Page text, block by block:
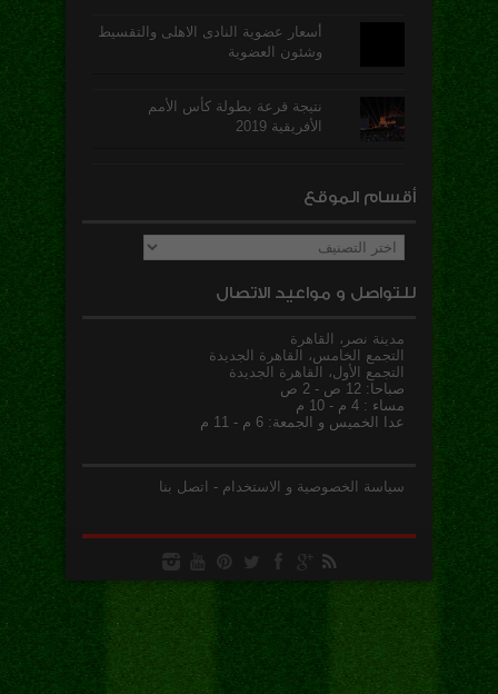
أسعار عضوية النادى الاهلى والتقسيط
وشئون العضوية
نتيجة قرعة بطولة كأس الأمم
الأفريقية 2019
أقسام الموقع
أقسام
الموقع
للتواصل و مواعيد الاتصال
مدينة نصر، القاهرة
التجمع الخامس، القاهرة الجديدة
التجمع الأول، القاهرة الجديدة
صباحا: 12 ص - 2 ص
مساء : 4 م - 10 م
عدا الخميس و الجمعة: 6 م - 11 م
سياسة الخصوصية و الاستخدام - اتصل بنا